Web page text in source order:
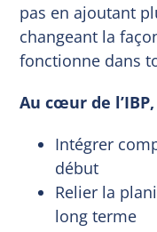
pas en ajoutant
changeant la
fonctionne dans
Au cœur de
Intégrer
début
Relier la
long terme